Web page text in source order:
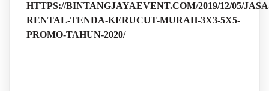
HTTPS://BINTANGJAYAEVENT.COM/2019/12/05/
RENTAL-TENDA-KERUCUT-MURAH-3X3-5X5-
PROMO-TAHUN-2020/